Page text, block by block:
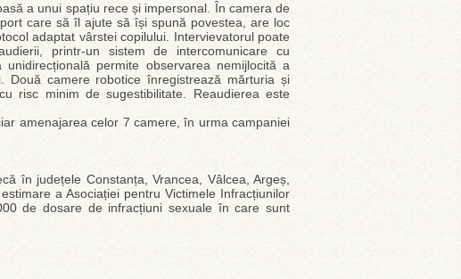
a unui spațiu rece și impersonal. În camera de
care să îl ajute să își spună povestea, are loc
adaptat vârstei copilului. Intervievatorul poate
printr-un sistem de intercomunicare cu
permite observarea nemijlocită a
camere robotice înregistrează mărturia și
risc minim de sugestibilitate. Reaudierea este
amenajarea celor 7 camere, în urma campaniei
în județele Constanța, Vrancea, Vâlcea, Argeș,
a Asociației pentru Victimele Infracțiunilor
de dosare de infracțiuni sexuale în care sunt